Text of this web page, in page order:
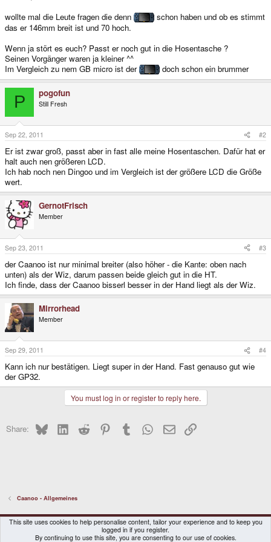
wollte mal die Leute fragen die denn
schon haben und ob es stimmt
das er 146mm breit ist und 70 hoch.
Wenn ja stört es euch? Passt er noch gut in die Hosentasche ?
Seinen Vorgänger waren ja kleiner ^^
Im Vergleich zu nem GB micro ist der
doch schon ein brummer
P pogofun
Still Fresh
Sep 22, 2011 #2
Er ist zwar groß, passt aber in fast alle meine Hosentaschen. Dafür hat er
halt auch nen größeren LCD.
Ich hab noch nen Dingoo und im Vergleich ist der größere LCD die Größe
wert.
GernotFrisch
Member
Sep 23, 2011 #3
der Caanoo ist nur minimal breiter (also höher - die Kante: oben nach
unten) als der Wiz, darum passen beide gleich gut in die HT.
Ich finde, dass der Caanoo bisserl besser in der Hand liegt als der Wiz.
Mirrorhead
Member
Sep 29, 2011 #4
Kann ich nur bestätigen. Liegt super in der Hand. Fast genauso gut wie
der GP32.
You must log in or register to reply here.
Share: BlueskyLinkedInReddit PinterestTumblr WhatsApp
EmailLink
Caanoo - Allgemeines
DragonBox Pyra
English (US)
Contact us
Terms and rules Privacy policy Help Home
This site uses cookies to help personalise content, tailor your experience and to keep you
logged in if you register.
By continuing to use this site, you are consenting to our use of cookies.